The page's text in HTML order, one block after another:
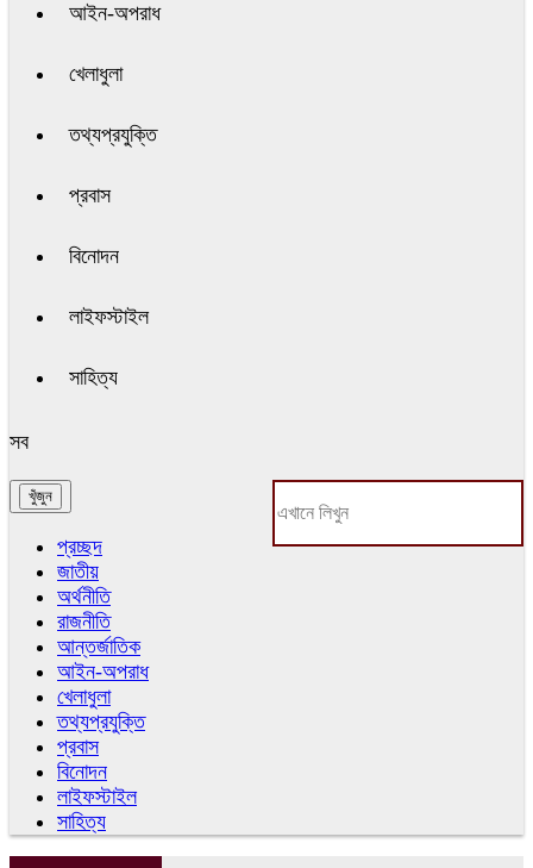
আইন-অপরাধ
খেলাধুলা
তথ্যপ্রযুক্তি
প্রবাস
বিনোদন
লাইফস্টাইল
সাহিত্য
সব
প্রচ্ছদ
জাতীয়
অর্থনীতি
রাজনীতি
আন্তর্জাতিক
আইন-অপরাধ
খেলাধুলা
তথ্যপ্রযুক্তি
প্রবাস
বিনোদন
লাইফস্টাইল
সাহিত্য